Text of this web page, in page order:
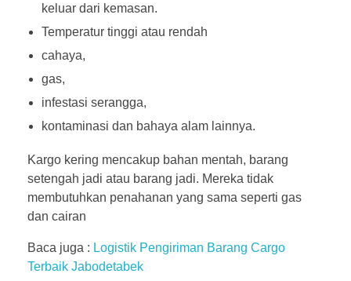
keluar dari kemasan.
Temperatur tinggi atau rendah
cahaya,
gas,
infestasi serangga,
kontaminasi dan bahaya alam lainnya.
Kargo kering mencakup bahan mentah, barang
setengah jadi atau barang jadi. Mereka tidak
membutuhkan penahanan yang sama seperti gas
dan cairan
Baca juga : Logistik Pengiriman Barang Cargo
Terbaik Jabodetabek